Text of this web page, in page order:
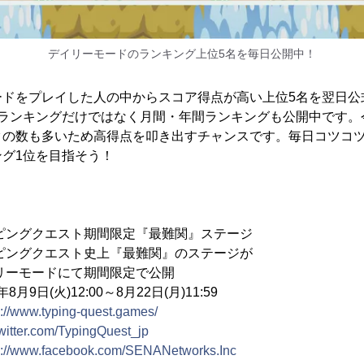
デイリーモードのランキング上位5名を毎日公開中！
をプレイした人の中からスコア得点が高い上位5名を翌日
ンキングだけではなく月間・年間ランキングも公開中です
数も多いため高得点を叩き出すチャンスです。毎日コツコ
1位を目指そう！
クエスト期間限定『最難関』ステージ
エスト史上『最難関』のステージが
て期間限定で公開
日(火)12:00～8月22日(月)11:59
www.typing-quest.games/
TypingQuest_jp
www.facebook.com/SENANetworks.Inc